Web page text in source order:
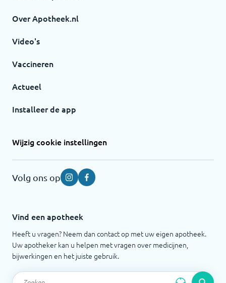
Over Apotheek.nl
Video's
Vaccineren
Actueel
Installeer de app
Wijzig cookie instellingen
Volg ons op InstagramFacebook
Vind een apotheek
Heeft u vragen? Neem dan contact op met uw eigen apotheek.
Uw apotheker kan u helpen met vragen over medicijnen,
bijwerkingen en het juiste gebruik.